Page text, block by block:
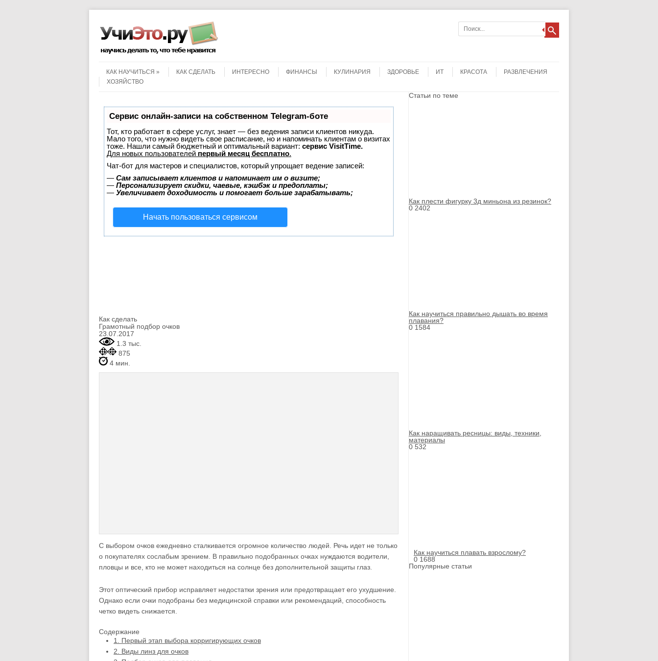
КАК НАУЧИТЬСЯ
КАК СДЕЛАТЬ ИНТЕРЕСНО ФИНАНСЫ КУЛИНАРИЯ ЗДОРОВЬЕ ИТ КРАСОТА
РАЗВЛЕЧЕНИЯ
ХОЗЯЙСТВО
Сервис онлайн-записи на собственном Telegram-боте
Тот, кто работает в сфере услуг, знает — без ведения записи клиентов никуда.
Мало того, что нужно видеть свое расписание, но и напоминать клиентам о визитах
тоже. Нашли самый бюджетный и оптимальный вариант: сервис VisitTime.
Для новых пользователей первый месяц бесплатно.
Чат-бот для мастеров и специалистов, который упрощает ведение записей:
— Сам записывает клиентов и напоминает им о визите;
— Персонализирует скидки, чаевые, кэшбэк и предоплаты;
— Увеличивает доходимость и помогает больше зарабатывать;
Начать пользоваться сервисом
Как сделать
Грамотный подбор очков
23.07.2017
1.3 тыс.
875
4 мин.
С выбором очков ежедневно сталкивается огромное количество людей. Речь идет не только
о покупателях сослабым зрением. В правильно подобранных очках нуждаются водители,
пловцы и все, кто не может находиться на солнце без дополнительной защиты глаз.
Этот оптический прибор исправляет недостатки зрения или предотвращает его ухудшение.
Однако если очки подобраны без медицинской справки или рекомендаций, способность
четко видеть снижается.
Содержание
1. Первый этап выбора корригирующих очков
2. Виды линз для очков
Статьи по теме
Как плести фигурку 3д миньона из резинок?
0 2402
Как научиться правильно дышать во время
плавания?
0 1584
Как наращивать ресницы: виды, техники,
материалы
0 532
Как научиться плавать взрослому?
0 1688
Популярные статьи